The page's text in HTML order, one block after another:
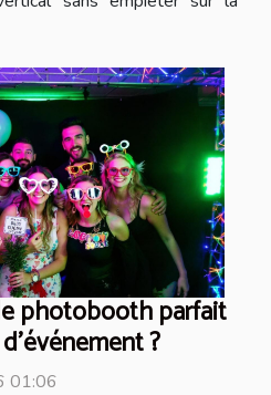
photobooth parfait
?
01:06